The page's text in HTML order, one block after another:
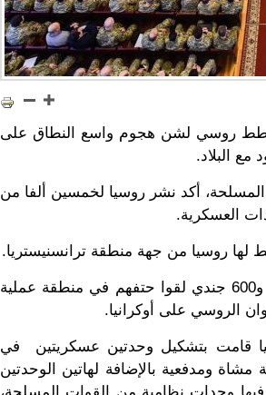
مخطط روسي لشن هجوم واسع النطاق على
مع البلاد.
المسلحة، أكد نشر روسيا لخمسين ألفا من
العسكرية.
روسيا من جهة منطقة ترانسنيستريا.
ووفقا للإحصاءات الرسمية، فإن أكثر من ألفين و600 جندي لقوا حتفهم في منطقة عملية
الروسي على أوكرانيا.
قامت بتشكيل وحدتين عسكريتين في
ومدفعية بالإضافة لهاتين الوحدتين